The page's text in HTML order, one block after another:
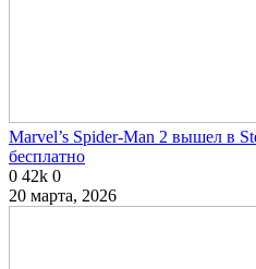
Marvel’s Spider-Man 2 вышел в
бесплатно
0 42k 0
20 марта, 2026